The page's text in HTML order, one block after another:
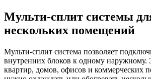
Мульти-сплит системы
нескольких помещений
Мульти-сплит система позволяет
внутренних блоков к одному наружному.
квартир, домов, офисов и коммерческих